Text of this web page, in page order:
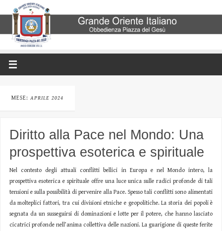
MESE: APRILE 2024
Diritto alla Pace nel Mondo: Una
prospettiva esoterica e spirituale
Nel contesto degli attuali conflitti bellici in Europa e nel Mondo intero, la
prospettiva esoterica e spirituale offre una luce unica sulle radici profonde di tali
tensioni e sulla possibilità di pervenire alla Pace. Spesso tali conflitti sono alimentati
da molteplici fattori, tra cui divisioni etniche e geopolitiche. La storia dei popoli è
segnata da un susseguirsi di dominazioni e lotte per il potere, che hanno lasciato
cicatrici profonde nell’anima collettiva delle nazioni. La guarigione di queste ferite